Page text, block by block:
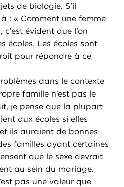
de biologie. S’il
: « Comment une femme
évident que l’on
écoles. Les écoles sont
pour répondre à ce
dans le contexte
famille n’est pas le
je pense que la plupart
aux écoles si elles
ils auraient de bonnes
familles ayant certaines
que le sexe devrait
au sein du mariage.
pas une valeur que